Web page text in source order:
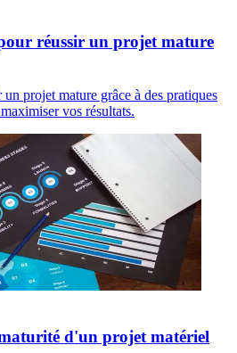
réussir un projet mature
projet mature grâce à des pratiques
vos résultats.
d'un projet matériel